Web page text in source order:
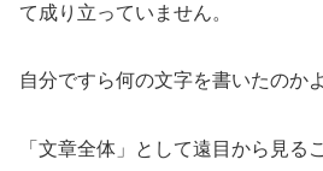
て成り立っていません。
自分ですら何の文字を書いたのか
「文章全体」として遠目から見る